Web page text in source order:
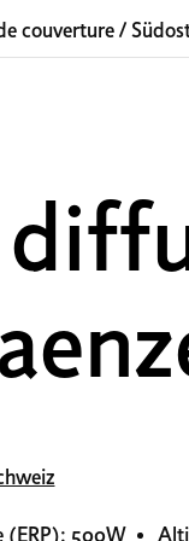
couverture /